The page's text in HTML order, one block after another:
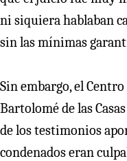
ni siquiera hablaban
sin las mínimas
Sin embargo, el
Bartolomé de las
de los testimonios
condenados eran